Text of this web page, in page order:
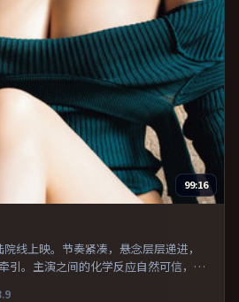
99:16
线上映。节奏紧凑，悬念层层递进，
引。主演之间的化学反应自然可信，对
偏爱群像戏与命运母题的影迷。